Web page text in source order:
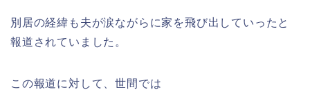
別居の経緯も夫が涙ながらに家を飛び出していったと
報道されていました。
この報道に対して、世間では